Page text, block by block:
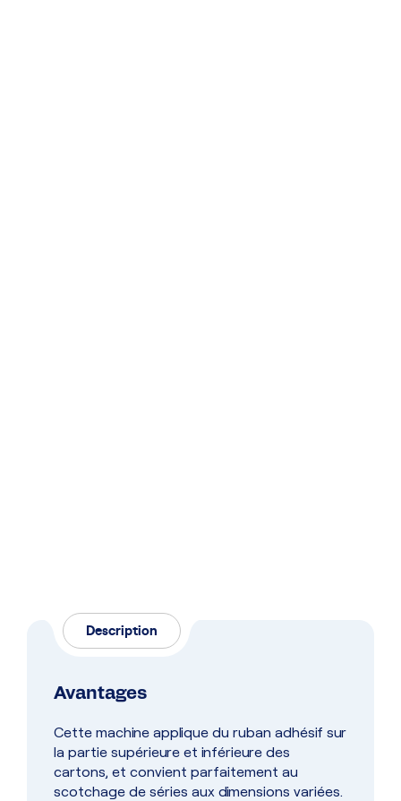
Description
Avantages
Cette machine applique du ruban adhésif sur
la partie supérieure et inférieure des
cartons, et convient parfaitement au
scotchage de séries aux dimensions variées.